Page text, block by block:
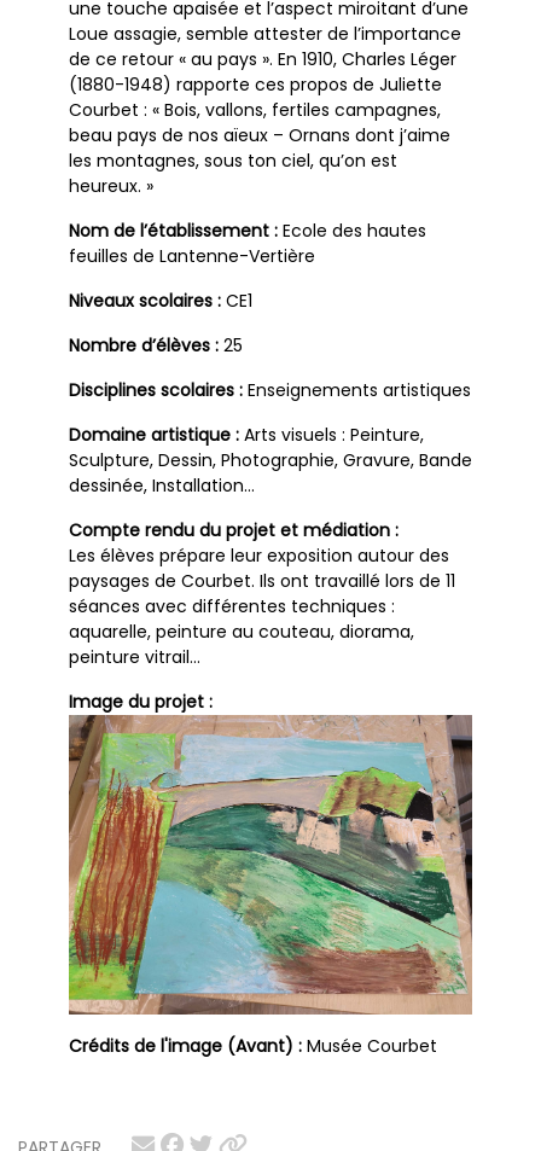
une touche apaisée et l’aspect miroitant d’une
Loue assagie, semble attester de l’importance
de ce retour « au pays ». En 1910, Charles Léger
(1880-1948) rapporte ces propos de Juliette
Courbet : « Bois, vallons, fertiles campagnes,
beau pays de nos aïeux – Ornans dont j’aime
les montagnes, sous ton ciel, qu’on est
heureux. »
Nom de l’établissement : Ecole des hautes
feuilles de Lantenne-Vertière
Niveaux scolaires : CE1
Nombre d’élèves : 25
Disciplines scolaires : Enseignements artistiques
Domaine artistique : Arts visuels : Peinture,
Sculpture, Dessin, Photographie, Gravure, Bande
dessinée, Installation…
Compte rendu du projet et médiation :
Les élèves prépare leur exposition autour des
paysages de Courbet. Ils ont travaillé lors de 11
séances avec différentes techniques :
aquarelle, peinture au couteau, diorama,
peinture vitrail...
Image du projet :
Crédits de l'image (Avant) : Musée Courbet